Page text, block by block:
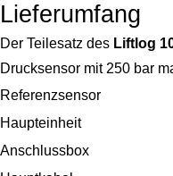
Lieferumfang
Der Teilesatz des Liftlog
Drucksensor mit 250 bar
Referenzsensor
Haupteinheit
Anschlussbox